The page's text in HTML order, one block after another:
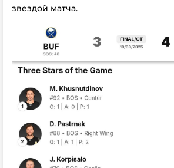
звездой матча.